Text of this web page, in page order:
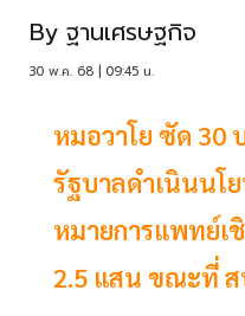
By ฐานเศรษฐกิจ
30 พ.ค. 68 | 09:45 น.
หมอวาโย ซัด 30
รัฐบาลดำเนินนโ
หมายการแพทย์เ
2.5 แสน ขณะที่